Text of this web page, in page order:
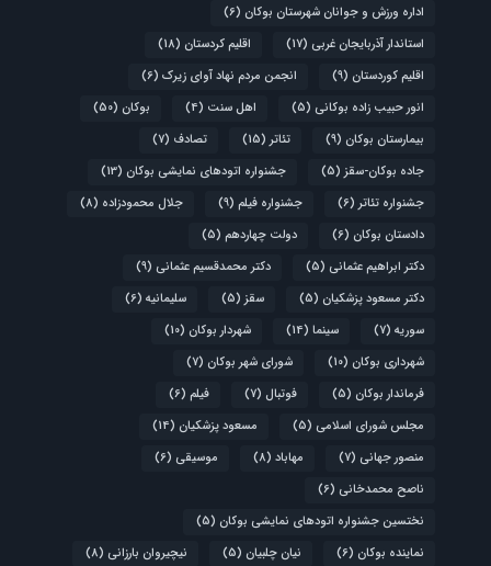
اداره ورزش و جوانان شهرستان بوکان (6)
استاندار آذربایجان غربی (17) اقلیم کردستان (18)
اقلیم کوردستان (9) انجمن مردم نهاد آوای زیرک (6)
انور حبیب زاده بوکانی (5) اهل سنت (4) بوکان (50)
بیمارستان بوکان (9) تئاتر (15) تصادف (7)
جاده بوکان-سقز (5) جشنواره اتودهای نمایشی بوکان (13)
جشنواره تئاتر (6) جشنواره فیلم (9) جلال محمودزاده (8)
دادستان بوکان (6) دولت چهاردهم (5)
دکتر ابراهیم عثمانی (5) دکتر محمدقسیم عثمانی (9)
دکتر مسعود پزشکیان (5) سقز (5) سلیمانیه (6)
سوریه (7) سینما (14) شهردار بوکان (10)
شهرداری بوکان (10) شورای شهر بوکان (7)
فرماندار بوکان (5) فوتبال (7) فیلم (6)
مجلس شورای اسلامی (5) مسعود پزشکیان (14)
منصور جهانی (7) مهاباد (8) موسیقی (6)
ناصح محمدخانی (6)
نختسین جشنواره اتودهای نمایشی بوکان (5)
نماینده بوکان (6) نیان چلبیان (5) نیچیروان بارزانی (8)